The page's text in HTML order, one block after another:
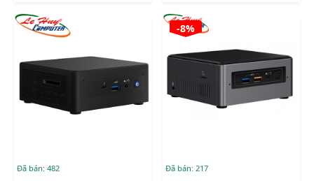
Đã bán: 482
-8%
Đã bán: 217